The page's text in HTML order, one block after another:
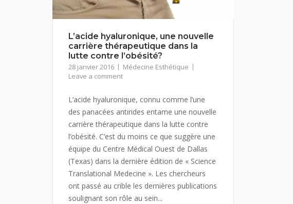
L’acide hyaluronique, une nouvelle
carrière thérapeutique dans la
lutte contre l’obésité?
28 janvier 2016
Médecine Esthétique
Leave a comment
L’acide hyaluronique, connu comme l’une
des panacées antirides entame une nouvelle
carrière thérapeutique dans la lutte contre
l’obésité. C’est du moins ce que suggère une
équipe du Centre Médical Ouest de Dallas
(Texas) dans la dernière édition de « Science
Translational Medecine ». Les chercheurs
ont passé au crible les dernières publications
soulignant son rôle au sein...